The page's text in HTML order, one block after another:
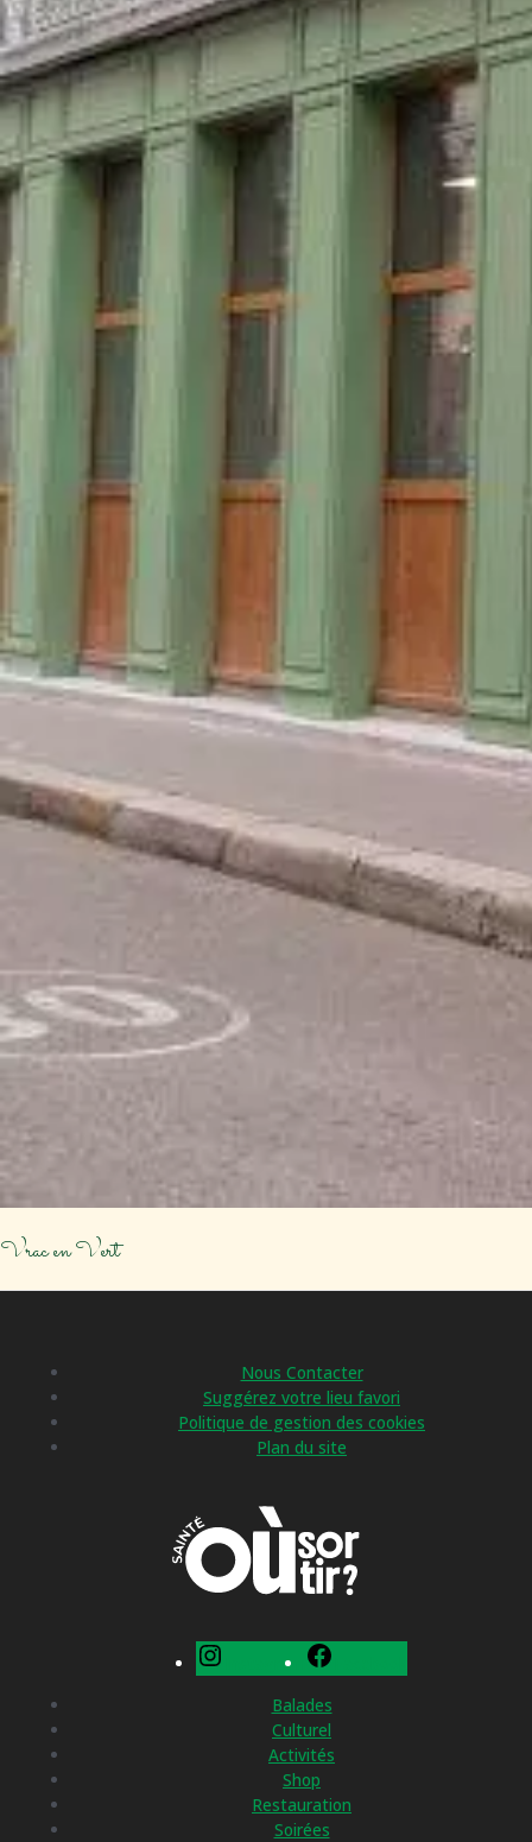
Vrac en Vert
Nous Contacter
Suggérez votre lieu favori
Politique de gestion des cookies
Plan du site
Instagram
Balades
Culturel
Activités
Shop
Restauration
Soirées